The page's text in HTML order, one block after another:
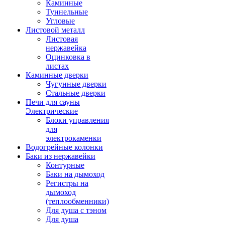
Каминные
Туннельные
Угловые
Листовой металл
Листовая
нержавейка
Оцинковка в
листах
Каминные дверки
Чугунные дверки
Стальные дверки
Печи для сауны
Электрические
Блоки управления
для
электрокаменки
Водогрейные колонки
Баки из нержавейки
Контурные
Баки на дымоход
Регистры на
дымоход
(теплообменники)
Для душа с тэном
Для душа